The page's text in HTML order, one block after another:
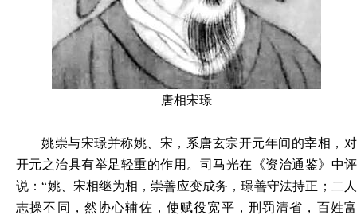
唐相宋璟
姚崇与宋璟并称姚、宋，系唐玄宗开元年间的宰相，对
开元之治具有举足轻重的作用。司马光在《资治通鉴》中评
说：“姚、宋相继为相，崇善应变成务，璟善守法持正；二人
志操不同，然协心辅佐，使赋役宽平，刑罚清省，百姓富